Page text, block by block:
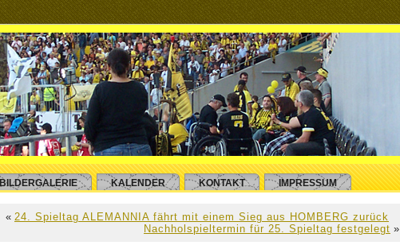
BILDERGALERIE KALENDER KONTAKT IMPRESSUM
« 24. Spieltag ALEMANNIA fährt mit einem Sieg aus HOMBERG zurück
Nachholspieltermin für 25. Spieltag festgelegt »